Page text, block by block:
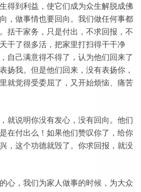
得到利益，使它们成为众生解脱成佛
，做事情也要回向。我们做任何事都
括干家务，只是付出，不求回报，不
干了很多活，把家里打扫得干干净
自己满意得不得了，认为他们回来了
扬我。但是他们回来，没有表扬你，
就觉得受委屈了，又开始烦恼、痛苦
就说明你没有发心，没有回向。他们
在付出么！如果他们赞叹你了，给你
，这个功德就毁了。你求回报，就没
心，我们为家人做事的时候，为大众